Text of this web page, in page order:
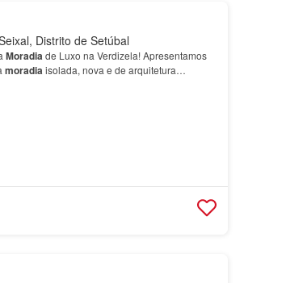
Distrito de Setúbal
Moradiade Luxo na Verdizela! Apresentamos
moradiaisolada, nova e de arquitetura
da Verdizela, a poucos…